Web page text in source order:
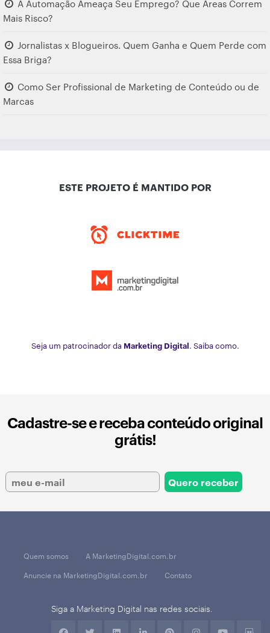
A Automação Ameaça Seu Emprego? Que Áreas Correm
Mais Risco?
Jornalistas x Blogueiros. Quem Ganha e Quem Perde com
Essa Briga?
Como Ser Profissional de Marketing de Conteúdo ou de
Marcas
ESTE PROJETO É MANTIDO POR
Seja um patrocinador da Marketing Digital. Saiba como.
Cadastre-se e receba conteúdo original
grátis!
Quem somos
A MarketingDigital.com.br
Anuncie na MarketingDigital.com.br
Contato
Siga a Marketing Digital nas redes sociais.